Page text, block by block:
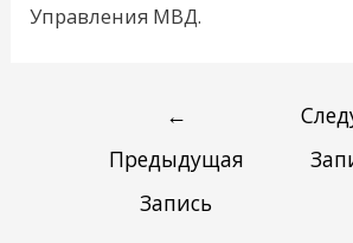
Управления МВД.
←
Предыдущая
Запись